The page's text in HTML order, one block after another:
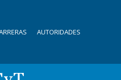
AUTORIDADES